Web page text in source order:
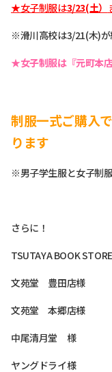
★女子制服は3/23(土）
※滑川高校は3/21(木)が
★女子制服は『元町本店
制服一式ご購入
ります
※男子学生服と女子制
さらに！
TSUTAYA BOOK
文苑堂 豊田店様
文苑堂 本郷店様
中尾清月堂 様
ヤングドライ様